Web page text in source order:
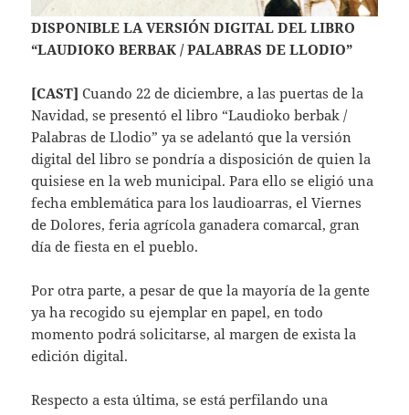
DISPONIBLE LA VERSIÓN DIGITAL DEL LIBRO
“LAUDIOKO BERBAK / PALABRAS DE LLODIO”
[CAST] Cuando 22 de diciembre, a las puertas de la
Navidad, se presentó el libro “Laudioko berbak /
Palabras de Llodio” ya se adelantó que la versión
digital del libro se pondría a disposición de quien la
quisiese en la web municipal. Para ello se eligió una
fecha emblemática para los laudioarras, el Viernes
de Dolores, feria agrícola ganadera comarcal, gran
día de fiesta en el pueblo.
Por otra parte, a pesar de que la mayoría de la gente
ya ha recogido su ejemplar en papel, en todo
momento podrá solicitarse, al margen de exista la
edición digital.
Respecto a esta última, se está perfilando una